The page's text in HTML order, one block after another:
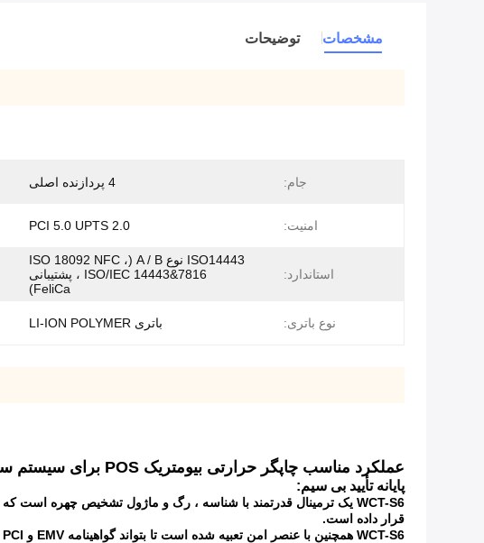
مشخصات توضیحات
جام: 4 پردازنده اصلی
امنیت: PCI 5.0 UPTS 2.0
استاندارد:
ISO14443 نوع A / B (ISO 18092 NFC ،
ISO/IEC 14443&7816 ، پشتیبانی
FeliCa)
نوع باتری: باتری LI-ION POLYMER
عملکرد مناسب چاپگر حرارتی بیومتریک POS برای سیستم سفارش
پایانه تأیید بی سیم:
قرار داده است.